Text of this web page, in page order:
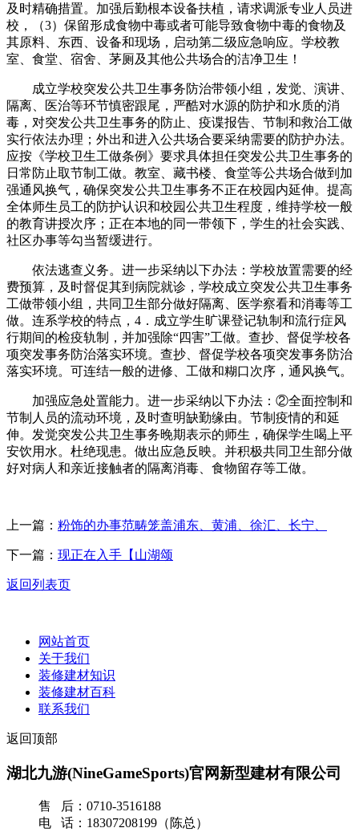
及时精确措置。加强后勤根本设备扶植，请求调派专业人员进
校，（3）保留形成食物中毒或者可能导致食物中毒的食物及
其原料、东西、设备和现场，启动第二级应急响应。学校教
室、食堂、宿舍、茅厕及其他公共场合的洁净卫生！
成立学校突发公共卫生事务防治带领小组，发觉、演讲、
隔离、医治等环节慎密跟尾，严酷对水源的防护和水质的消
毒，对突发公共卫生事务的防止、疫谍报告、节制和救治工做
实行依法办理；外出和进入公共场合要采纳需要的防护办法。
应按《学校卫生工做条例》要求具体担任突发公共卫生事务的
日常防止取节制工做。教室、藏书楼、食堂等公共场合做到加
强通风换气，确保突发公共卫生事务不正在校园内延伸。提高
全体师生员工的防护认识和校园公共卫生程度，维持学校一般
的教育讲授次序；正在本地的同一带领下，学生的社会实践、
社区办事等勾当暂缓进行。
依法逃查义务。进一步采纳以下办法：学校放置需要的经
费预算，及时督促其到病院就诊，学校成立突发公共卫生事务
工做带领小组，共同卫生部分做好隔离、医学察看和消毒等工
做。连系学校的特点，4．成立学生旷课登记轨制和流行症风
行期间的检疫轨制，并加强除“四害”工做。查抄、督促学校各
项突发事务防治落实环境。查抄、督促学校各项突发事务防治
落实环境。可连结一般的进修、工做和糊口次序，通风换气。
加强应急处置能力。进一步采纳以下办法：②全面控制和
节制人员的流动环境，及时查明缺勤缘由。节制疫情的和延
伸。发觉突发公共卫生事务晚期表示的师生，确保学生喝上平
安饮用水。杜绝现患。做出应急反映。并积极共同卫生部分做
好对病人和亲近接触者的隔离消毒、食物留存等工做。
上一篇： 粉饰的办事范畴笼盖浦东、黄浦、徐汇、长宁、
下一篇： 现正在入手【山湖颂
返回列表页
网站首页
关于我们
装修建材知识
装修建材百科
联系我们
返回顶部
湖北九游(NineGameSports)官网新型建材有限公司
售 后：0710-3516188
电 话：18307208199（陈总）